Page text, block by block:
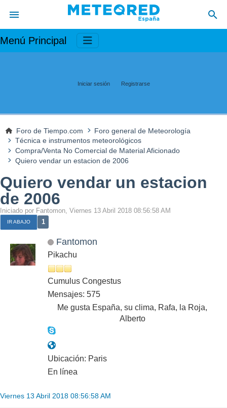
Menú Principal
Iniciar sesión Registrarse
Foro de Tiempo.com
Foro general de Meteorología
Técnica e instrumentos meteorológicos
Compra/Venta No Comercial de Material Aficionado
Quiero vendar un estacion de 2006
Quiero vendar un estacion
de 2006
Iniciado por Fantomon, Viernes 13 Abril 2018 08:56:58 AM
IR ABAJO 1
Fantomon
Pikachu
Cumulus Congestus
Mensajes: 575
Me gusta España, su clima, Rafa, la Roja,
Alberto
Ubicación: Paris
En línea
Viernes 13 Abril 2018 08:56:58 AM